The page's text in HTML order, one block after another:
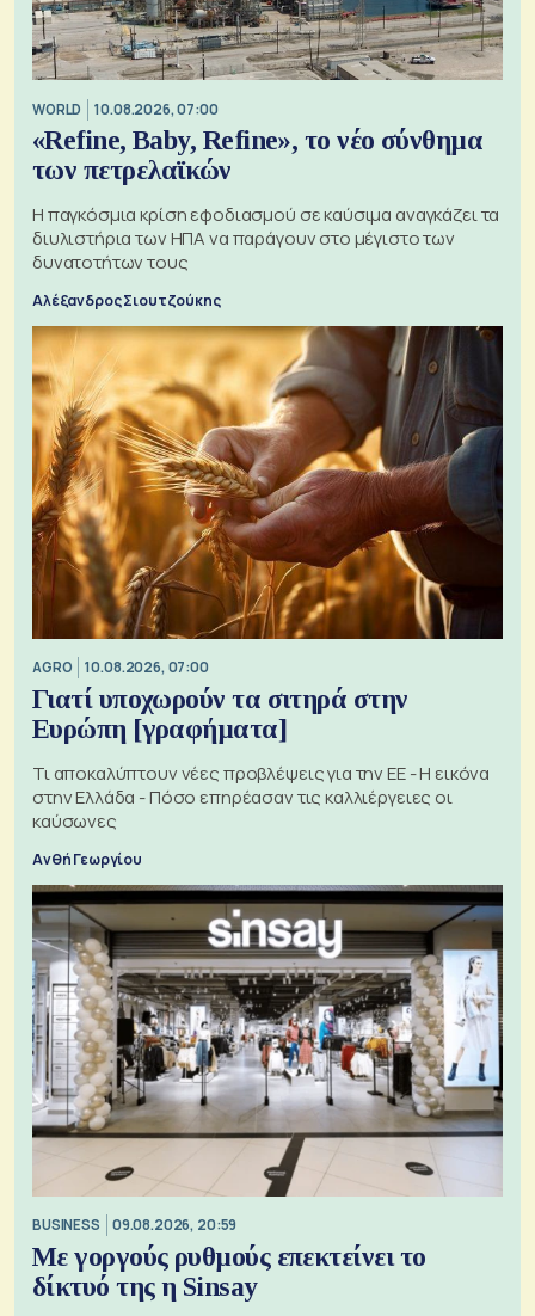
WORLD 10.08.2026, 07:00
«Refine, Baby, Refine», το νέο σύνθημα
των πετρελαϊκών
Η παγκόσμια κρίση εφοδιασμού σε καύσιμα αναγκάζει τα
διυλιστήρια των ΗΠΑ να παράγουν στο μέγιστο των
δυνατοτήτων τους
Αλέξανδρος Σιουτζούκης
AGRO 10.08.2026, 07:00
Γιατί υποχωρούν τα σιτηρά στην
Ευρώπη [γραφήματα]
Τι αποκαλύπτουν νέες προβλέψεις για την ΕΕ - Η εικόνα
στην Ελλάδα - Πόσο επηρέασαν τις καλλιέργειες οι
καύσωνες
Ανθή Γεωργίου
BUSINESS 09.08.2026, 20:59
Με γοργούς ρυθμούς επεκτείνει το
δίκτυό της η Sinsay